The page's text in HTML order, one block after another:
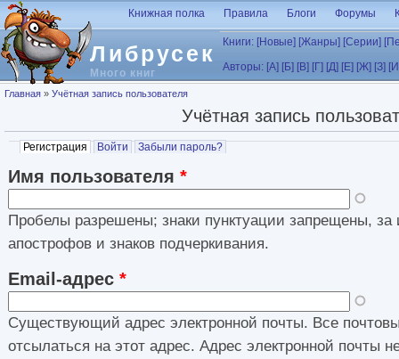
Перейти к основному содержанию
Либрусек
Много книг
Книжная полка Правила Блоги Форумы
Книги: [Новые] [Жанры] [Серии]
Авторы: [А] [Б] [В] [Г] [Д] [Е] [Ж] [З]
Вы здесь
Главная » Учётная запись пользователя
Учётная запись
Главные вкладки
Регистрация (активная вкладка)
Войти Забыли пароль?
Имя пользователя *
Пробелы разрешены; знаки пунктуации запрещены, за
апострофов и знаков подчеркивания.
Email-адрес *
Существующий адрес электронной почты. Все
отсылаться на этот адрес. Адрес электронной почты